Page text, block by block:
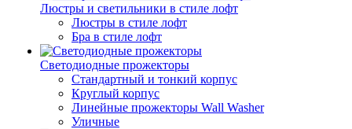
Люстры и светильники в стиле лофт
Люстры в стиле лофт
Бра в стиле лофт
Светодиодные прожекторы
Стандартный и тонкий корпус
Круглый корпус
Линейные прожекторы Wall Washer
Уличные